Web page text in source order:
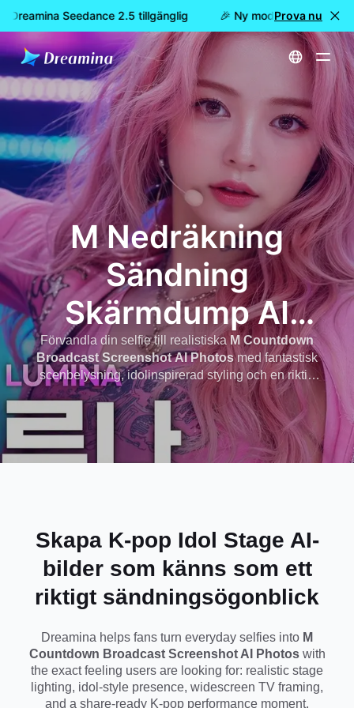
Dreamina Seedance 2.5 tillgänglig 🎉 Ny modell är här: nu
Prova nu
Hem
M Nedräkning
Sändning
Skärmdump AI
Foton
Förvandla din selfie till realistiska M Countdown
Broadcast Screenshot AI Photosmed fantastisk
scenbelysning, idolinspirerad styling och en riktig
musikshow-sändningskänsla som ser redo ut för
social delning.
Skapa K-pop Idol Stage AI-
bilder som känns som ett
riktigt sändningsögonblick
Dreamina helps fans turn everyday selfies into M
Countdown Broadcast Screenshot AI Photoswith
the exact feeling users are looking for: realistic stage
lighting, idol-style presence, widescreen TV framing,
and a share-ready K-pop performance moment.